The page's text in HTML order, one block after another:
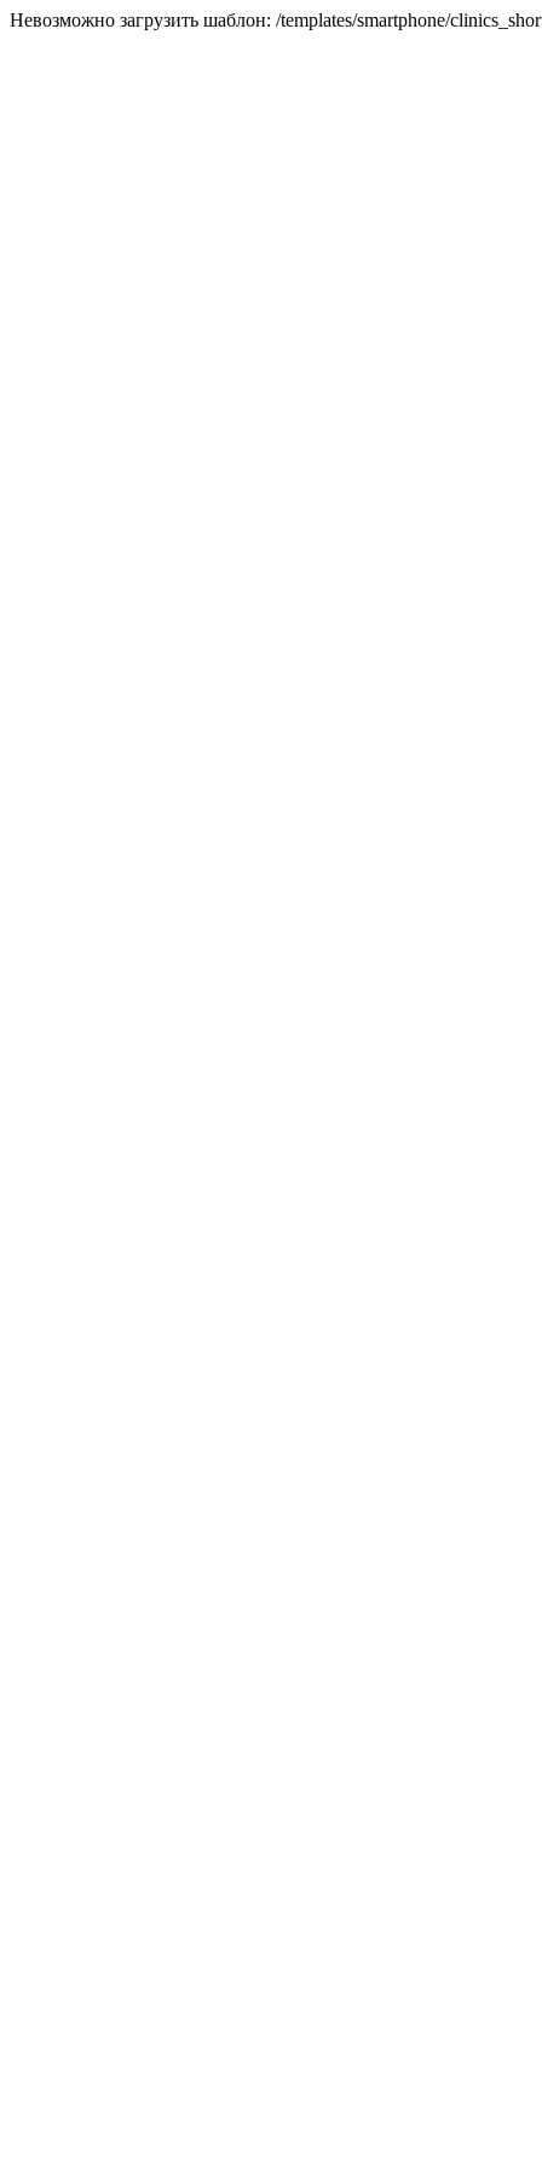
Невозможно загрузить шаблон: /templates/smartphone/